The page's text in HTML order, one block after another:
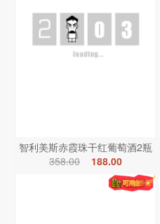
智利美斯赤霞珠干红葡萄酒2瓶
358.00
188.00